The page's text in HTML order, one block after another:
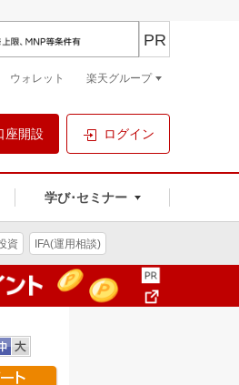
座開設 ログイン
学び･セミナー
PR
ウォレット 楽天グループ
資 IFA(運用相談)